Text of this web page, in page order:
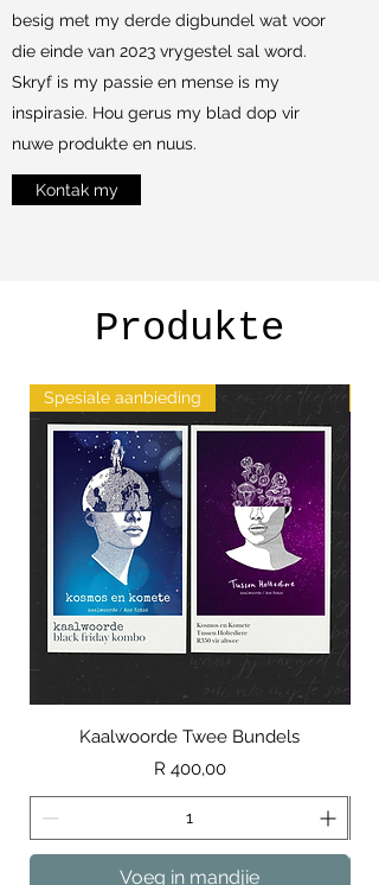
besig met my derde digbundel wat voor
die einde van 2023 vrygestel sal word.
Skryf is my passie en mense is my
inspirasie. Hou gerus my blad dop vir
nuwe produkte en nuus.
Kontak my
Produkte
Spesiale aanbieding
Kaalwoorde Twee Bundels
Price
R 400,00
Voeg in mandjie